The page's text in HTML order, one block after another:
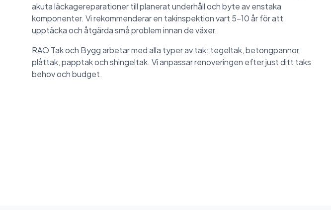
akuta läckagereparationer till planerat underhåll och byte av enstaka
komponenter. Vi rekommenderar en takinspektion vart 5-10 år för att
upptäcka och åtgärda små problem innan de växer.
RAO Tak och Bygg arbetar med alla typer av tak: tegeltak, betongpannor,
plåttak, papptak och shingeltak. Vi anpassar renoveringen efter just ditt taks
behov och budget.